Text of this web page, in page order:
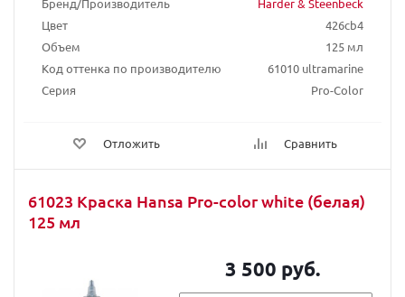
Бренд/Производитель
Harder & Steenbeck
Цвет
426cb4
Объем
125 мл
Код оттенка по производителю
61010 ultramarine
Серия
Pro-Color
Отложить Сравнить
61023 Краска Hansa Pro-color white (белая)
125 мл
3 500 руб.